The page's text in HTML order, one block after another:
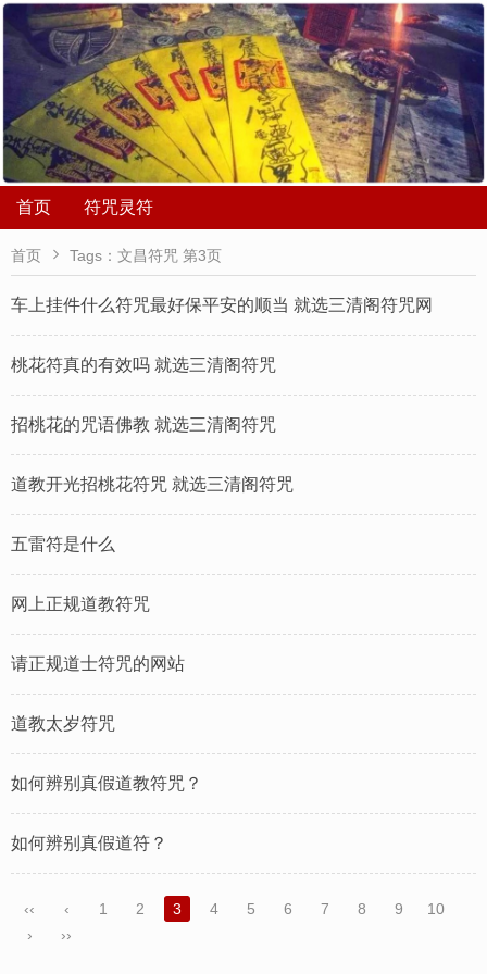
首页 符咒灵符
首页  Tags：文昌符咒 第3页
车上挂件什么符咒最好保平安的顺当 就选三清阁符咒网
桃花符真的有效吗 就选三清阁符咒
招桃花的咒语佛教 就选三清阁符咒
道教开光招桃花符咒 就选三清阁符咒
五雷符是什么
网上正规道教符咒
请正规道士符咒的网站
道教太岁符咒
如何辨别真假道教符咒？
如何辨别真假道符？
‹‹ ‹ 1 2 3 4 5 6 7 8 9
10
›
››